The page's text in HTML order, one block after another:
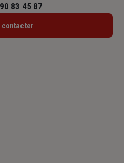
– 12h / 14h – 18h
83 45 87
contacter